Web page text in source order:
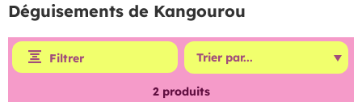
Déguisements de Kangourou
Filtrer
2produits